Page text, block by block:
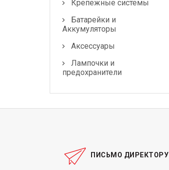
Крепежные системы
Батарейки и
Аккумуляторы
Аксессуары
Лампочки и
предохранители
ПИСЬМО ДИРЕКТОРУ